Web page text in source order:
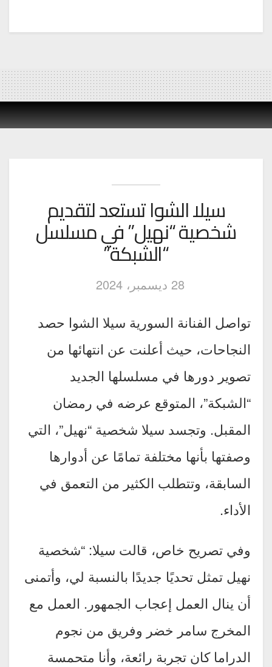
سيلا الشوا تستعد لتقديم
شخصية “نهيل” في مسلسل
“الشبكة”
28 ديسمبر، 2024
تواصل الفنانة السورية سيلا الشوا حصد
النجاحات، حيث أعلنت عن انتهائها من
تصوير دورها في مسلسلها الجديد
“الشبكة”، المتوقع عرضه في رمضان
المقبل. وتجسد سيلا شخصية “نهيل”، التي
وصفتها بأنها مختلفة تمامًا عن أدوارها
السابقة، وتتطلب الكثير من التعمق في
الأداء.
وفي تصريح خاص، قالت سيلا: “شخصية
نهيل تمثل تحديًا جديدًا بالنسبة لي، وأتمنى
أن ينال العمل إعجاب الجمهور. العمل مع
المخرج سامر خضر وفريق من نجوم
الدراما كان تجربة رائعة، وأنا متحمسة